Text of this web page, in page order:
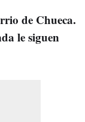
de Chueca.
le siguen